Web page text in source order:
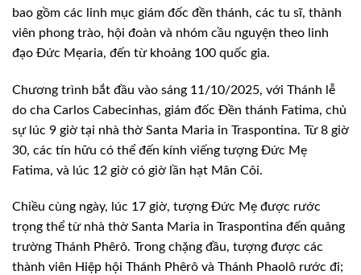
bao gồm các linh mục giám đốc đền thánh, các tu sĩ, thành
viên phong trào, hội đoàn và nhóm cầu nguyện theo linh
đạo Đức Mẹaria, đến từ khoảng 100 quốc gia.
Chương trình bắt đầu vào sáng 11/10/2025, với Thánh lễ
do cha Carlos Cabecinhas, giám đốc Đền thánh Fatima, chủ
sự lúc 9 giờ tại nhà thờ Santa Maria in Traspontina. Từ 8 giờ
30, các tín hữu có thể đến kính viếng tượng Đức Mẹ
Fatima, và lúc 12 giờ có giờ lần hạt Mân Côi.
Chiều cùng ngày, lúc 17 giờ, tượng Đức Mẹ được rước
trọng thể từ nhà thờ Santa Maria in Traspontina đến quảng
trường Thánh Phêrô. Trong chặng đầu, tượng được các
thành viên Hiệp hội Thánh Phêrô và Thánh Phaolô rước đi;